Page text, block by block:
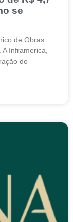
se
de Obras
Inframerica,
do